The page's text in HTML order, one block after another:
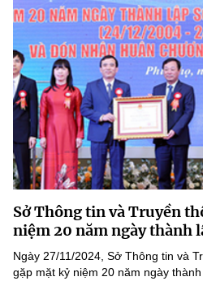
Sở Thông tin và Truyền
niệm 20 năm ngày thành
Ngày 27/11/2024, Sở Thông tin và
gặp mặt kỷ niệm 20 năm ngày